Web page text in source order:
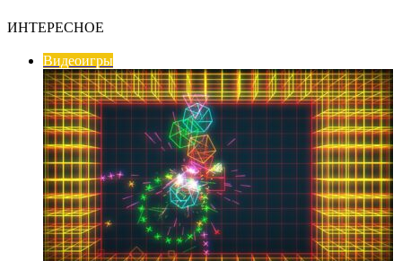
ИНТЕРЕСНОЕ
Видеоигры